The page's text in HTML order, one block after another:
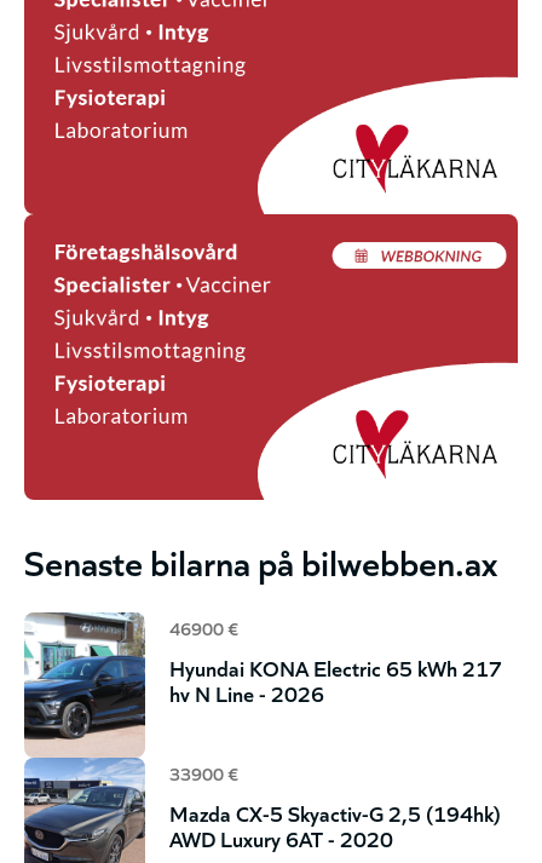
Senaste bilarna på bilwebben.ax
46900 €
Hyundai KONA Electric 65 kWh 217
hv N Line - 2026
33900 €
Mazda CX-5 Skyactiv-G 2,5 (194hk)
AWD Luxury 6AT - 2020